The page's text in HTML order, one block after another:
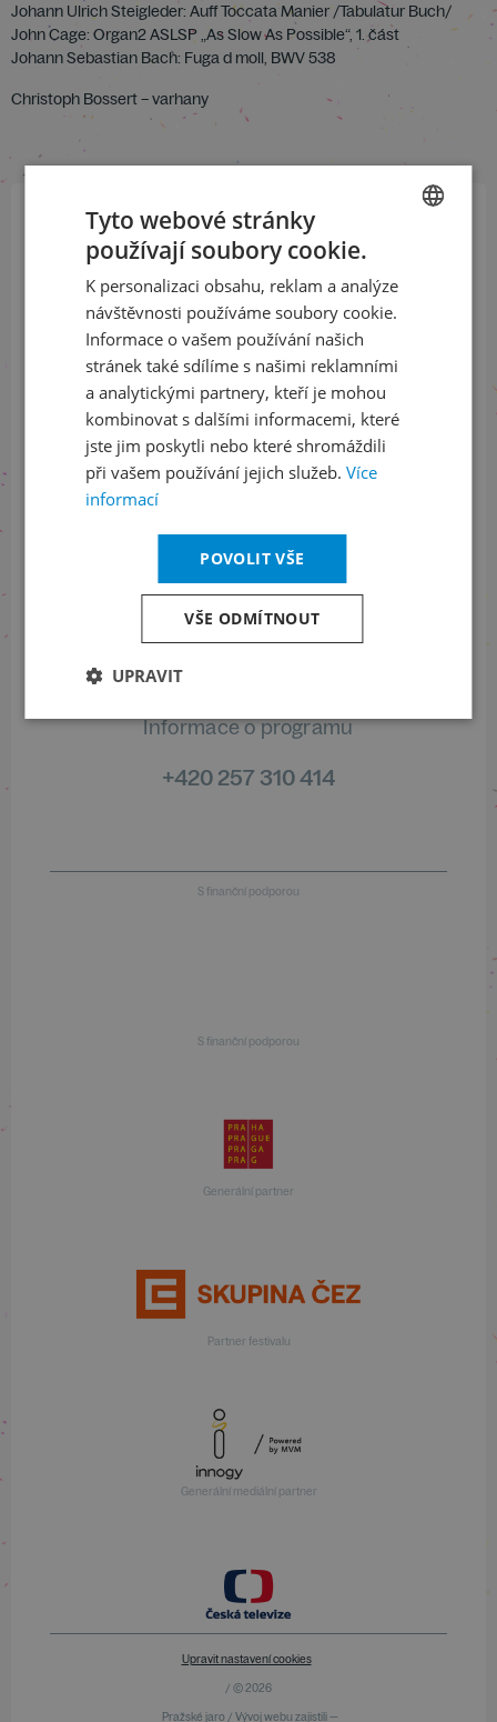
Johann Ulrich Steigleder: Auff Toccata Manier /Tabulatur Buch/
John Cage: Organ2 ASLSP „As Slow As Possible“, 1. část
Johann Sebastian Bach: Fuga d moll, BWV 538
Christoph Bossert – varhany
Přihlaste se k našemu newsletteru
a buďte jako první v obraze
ODEBÍRAT NEWSLETTER
Sledujte nás na sociálních sítích
LinkedIn
flickr
Informace o stavu objednávek
+420 461 049 232
Informace o programu
+420 257 310 414
S finanční podporou
S finanční podporou
Generální partner
Partner festivalu
Generální mediální partner
Upravit nastavení cookies
/ © 2026
Pražské jaro / Vývoj webu zajistili —
ENGLISH
Tyto webové stránky
používají soubory cookie.
K personalizaci obsahu, reklam a analýze
návštěvnosti používáme soubory cookie.
Informace o vašem používání našich
stránek také sdílíme s našimi reklamními
a analytickými partnery, kteří je mohou
kombinovat s dalšími informacemi, které
jste jim poskytli nebo které shromáždili
při vašem používání jejich služeb. Více
informací
POVOLIT VŠE
VŠE ODMÍTNOUT
UPRAVIT